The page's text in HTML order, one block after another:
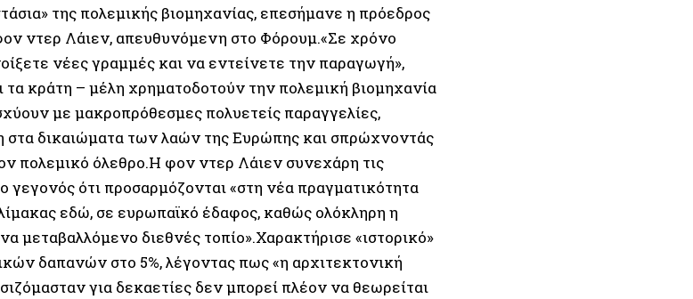
της πολεμικής βιομηχανίας, επεσήμανε η πρόεδρος
ντερ Λάιεν, απευθυνόμενη στο Φόρουμ.«Σε χρόνο
νέες γραμμές και να εντείνετε την παραγωγή»,
κράτη – μέλη χρηματοδοτούν την πολεμική βιομηχανία
με μακροπρόθεσμες πολυετείς παραγγελίες,
στα δικαιώματα των λαών της Ευρώπης και σπρώχνοντάς
πολεμικό όλεθρο.Η φον ντερ Λάιεν συνεχάρη τις
γεγονός ότι προσαρμόζονται «στη νέα πραγματικότητα
εδώ, σε ευρωπαϊκό έδαφος, καθώς ολόκληρη η
μεταβαλλόμενο διεθνές τοπίο».Χαρακτήρισε «ιστορικό»
δαπανών στο 5%, λέγοντας πως «η αρχιτεκτονική
για δεκαετίες δεν μπορεί πλέον να θεωρείται